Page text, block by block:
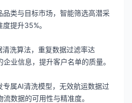
类与目标市场，智能筛选高潜采
提升35%。
洗算法，重复数据过滤率达
业信息，提升客户名单的质量。
属AI清洗模型，无效航运数据过
数据的可用性与精准度。